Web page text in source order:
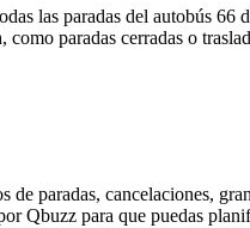
las paradas del autobús 66
paradas cerradas o
paradas, cancelaciones,
Qbuzz para que puedas